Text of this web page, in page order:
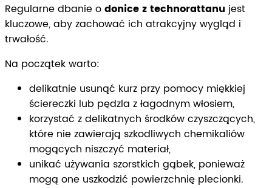
Regularne dbanie odonice z technorattanu jest
kluczowe, aby zachować ich atrakcyjny wygląd i
trwałość.
Na początek warto:
delikatnie usunąć kurz przy pomocy miękkiej
ściereczki lub pędzla z łagodnym włosiem,
korzystać z delikatnych środków czyszczących,
które nie zawierają szkodliwych chemikaliów
mogących niszczyć materiał,
unikać używania szorstkich gąbek, ponieważ
mogą one uszkodzić powierzchnię plecionki.